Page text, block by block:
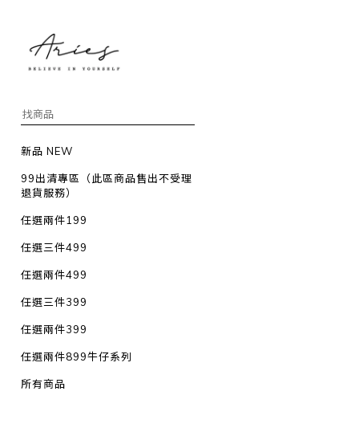
新品 NEW
99出清專區（此區商品售出不受理
退貨服務）
任選兩件199
任選三件499
任選兩件499
任選三件399
任選兩件399
任選兩件899牛仔系列
所有商品